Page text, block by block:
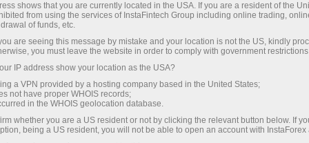
InstaForex билан сиз ҳақиқатан
эга бўласиз: 1:5000 гача кредит
елкаси, бозордаги энг яхши
спред ва комиссиялардан бири,
шунингдек акциялар ва
индекслар билан савдо қилиш
учун қулай шартлар.
Ҳар бир депозит учун
30% бонус
Савдода
ва трассада тезлик
shows that you are currently located in the USA. If you are a resident of the
from using the services of InstaFintech Group including online trading,
of funds, etc.
are seeing this message by mistake and your location is not the US, kindly
you must leave the website in order to comply with government
IP address show your location as the USA?
a VPN provided by a hosting company based in the United States;
not have proper WHOIS records;
in the WHOIS geolocation database.
whether you are a US resident or not by clicking the relevant button below. If
being a US resident, you will not be able to open an account with InstaForex